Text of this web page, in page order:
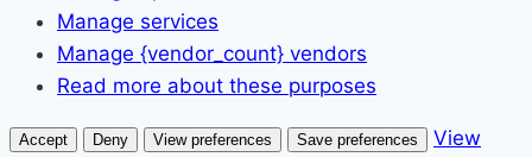
Manage services
Manage {vendor_count} vendors
Read more about these purposes
Accept Deny View preferences Save preferences
View